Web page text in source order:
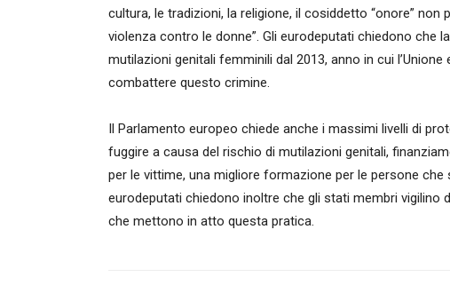
cultura, le tradizioni, la religione, il cosiddetto “onore”
violenza contro le donne”. Gli eurodeputati chiedono
mutilazioni genitali femminili dal 2013, anno in cui
combattere questo crimine.
Il Parlamento europeo chiede anche i massimi livelli di
fuggire a causa del rischio di mutilazioni genitali,
per le vittime, una migliore formazione per le persone
eurodeputati chiedono inoltre che gli stati membri vigilino
che mettono in atto questa pratica.